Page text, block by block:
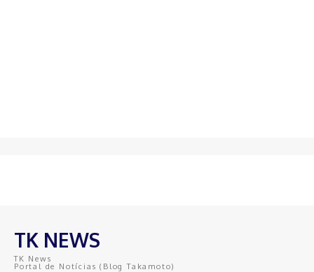
TK NEWS
TK News
Portal de Notícias (Blog Takamoto)